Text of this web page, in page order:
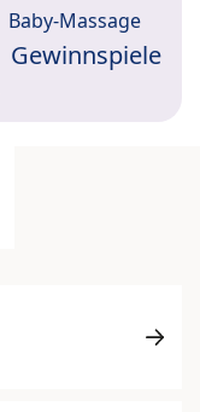
Baby-Massage
Gewinnspiele